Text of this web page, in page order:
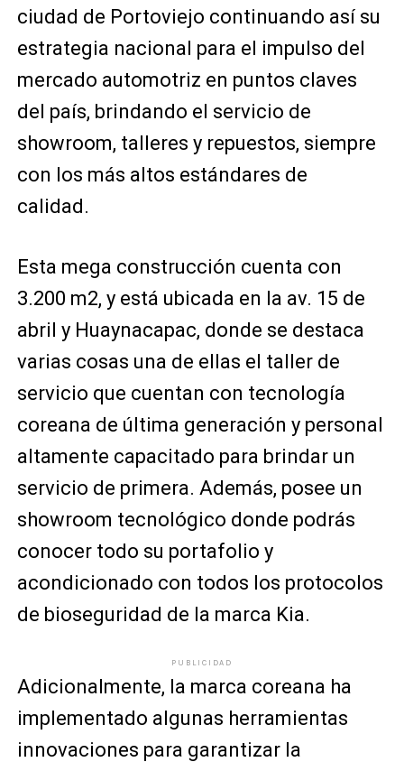
ciudad de Portoviejo continuando así su
estrategia nacional para el impulso del
mercado automotriz en puntos claves
del país, brindando el servicio de
showroom, talleres y repuestos, siempre
con los más altos estándares de
calidad.
Esta mega construcción cuenta con
3.200 m2, y está ubicada en la av. 15 de
abril y Huaynacapac, donde se destaca
varias cosas una de ellas el taller de
servicio que cuentan con tecnología
coreana de última generación y personal
altamente capacitado para brindar un
servicio de primera. Además, posee un
showroom tecnológico donde podrás
conocer todo su portafolio y
acondicionado con todos los protocolos
de bioseguridad de la marca Kia.
PUBLICIDAD
Adicionalmente, la marca coreana ha
implementado algunas herramientas
innovaciones para garantizar la